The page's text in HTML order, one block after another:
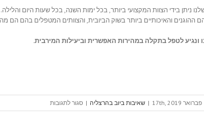
ניתן בידי הצוות המקצועי ביותר, בכל ימות השנה, בכל שעות היום
ההוגנים והאיכותיים ביותר בשוק הביובית, והצוותים המטפלים בהם הם
ונגיע לטפל בתקלה במהירות האפשרית וביעילות המירבית.
פברואר 17th, 2019 | שאיבות ביוב בהרצליה | סגור לתגובותעל
ביובית